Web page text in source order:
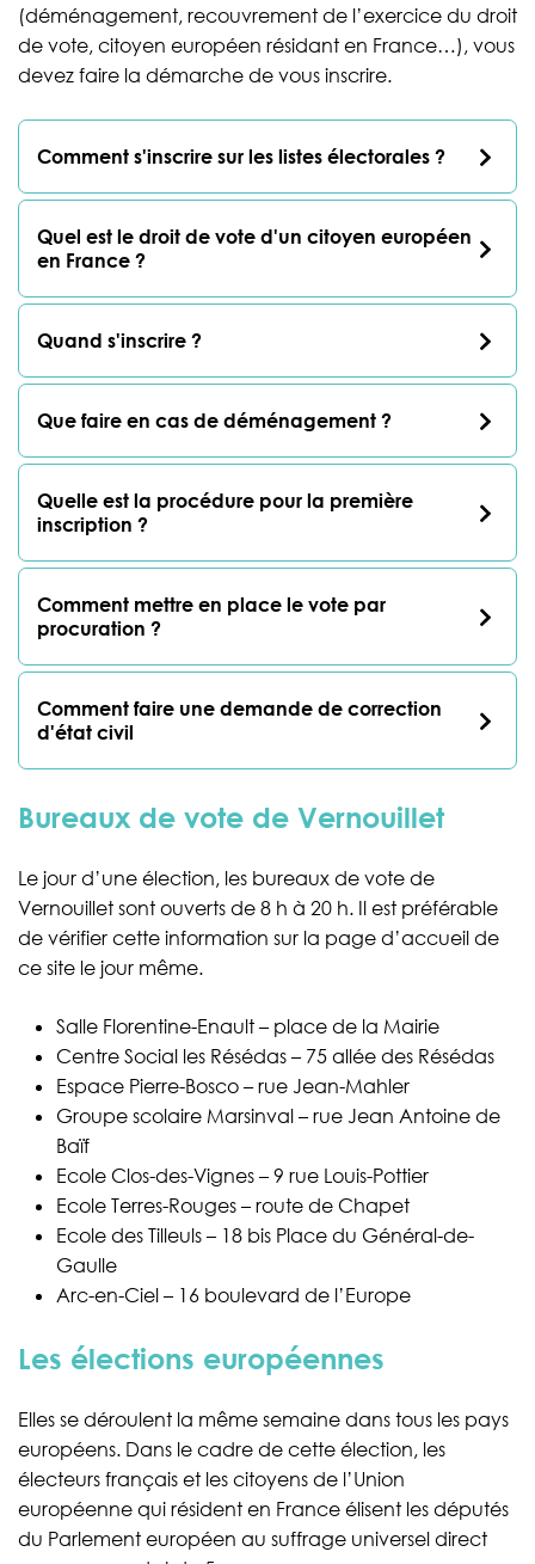
(déménagement, recouvrement de l’exercice du droit
de vote, citoyen européen résidant en France…), vous
devez faire la démarche de vous inscrire.
Comment s'inscrire sur les listes électorales ?
Quel est le droit de vote d'un citoyen européen
en France ?
Quand s'inscrire ?
Que faire en cas de déménagement ?
Quelle est la procédure pour la première
inscription ?
Comment mettre en place le vote par
procuration ?
Comment faire une demande de correction
d'état civil
Bureaux de vote de Vernouillet
Le jour d’une élection, les bureaux de vote de
Vernouillet sont ouverts de 8 h à 20 h. Il est préférable
de vérifier cette information sur la page d’accueil de
ce site le jour même.
Salle Florentine-Enault – place de la Mairie
Centre Social les Résédas – 75 allée des Résédas
Espace Pierre-Bosco – rue Jean-Mahler
Groupe scolaire Marsinval – rue Jean Antoine de
Baïf
Ecole Clos-des-Vignes – 9 rue Louis-Pottier
Ecole Terres-Rouges – route de Chapet
Ecole des Tilleuls – 18 bis Place du Général-de-
Gaulle
Arc-en-Ciel – 16 boulevard de l’Europe
Les élections européennes
Elles se déroulent la même semaine dans tous les pays
européens. Dans le cadre de cette élection, les
électeurs français et les citoyens de l’Union
européenne qui résident en France élisent les députés
du Parlement européen au suffrage universel direct